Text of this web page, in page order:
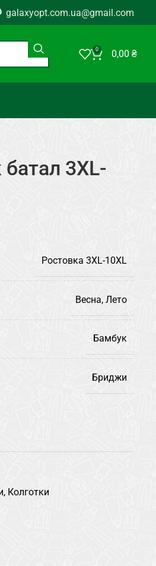
galaxyopt.com.ua@gmail.com
0 0,00 ₴
3XL-
Ростовка 3XL-10XL
Весна, Лето
Бамбук
Бриджи
Колготки